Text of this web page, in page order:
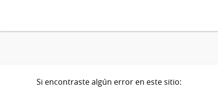
Si encontraste algún error en este sitio: